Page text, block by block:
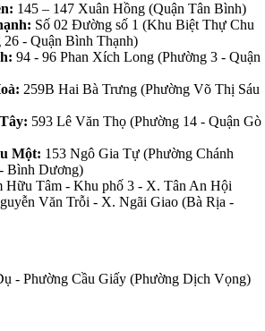
145 – 147 Xuân Hồng (Quận Tân Bình)
Số 02 Đường số 1 (Khu Biệt Thự Chu
- Quận Bình Thạnh)
94 - 96 Phan Xích Long (Phường 3 - Quận
259B Hai Bà Trưng (Phường Võ Thị Sáu
593 Lê Văn Thọ (Phường 14 - Quận Gò
Một: 153 Ngô Gia Tự (Phường Chánh
Bình Dương)
Hữu Tâm - Khu phố 3 - X. Tân An Hội
Văn Trỗi - X. Ngãi Giao (Bà Rịa -
- Phường Cầu Giấy (Phường Dịch Vọng)